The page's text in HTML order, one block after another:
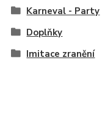
Karneval - Party
Doplňky
Imitace zranění